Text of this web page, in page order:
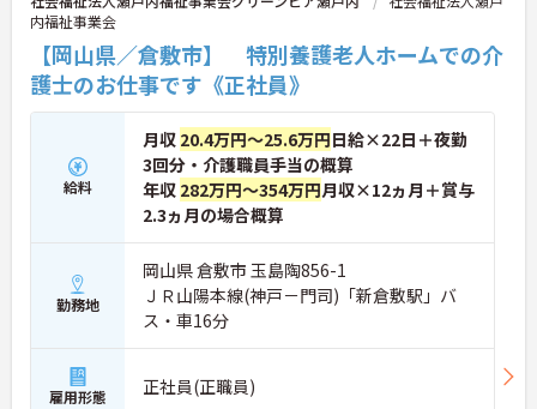
内福祉事業会
【岡山県／倉敷市】 特別養護老人ホームでの介
護士のお仕事です《正社員》
給料
月収 20.4万円～25.6万円日給×22日＋夜勤
3回分・介護職員手当の概算
年収 282万円～354万円月収×12ヵ月＋賞与
2.3ヵ月の場合概算
勤務地
岡山県 倉敷市 玉島陶856-1
ＪＲ山陽本線(神戸－門司)「新倉敷駅」バ
ス・車16分
雇用形態 正社員(正職員)